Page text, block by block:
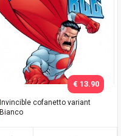
Invincible cofanetto variant
Bianco
€ 13.90